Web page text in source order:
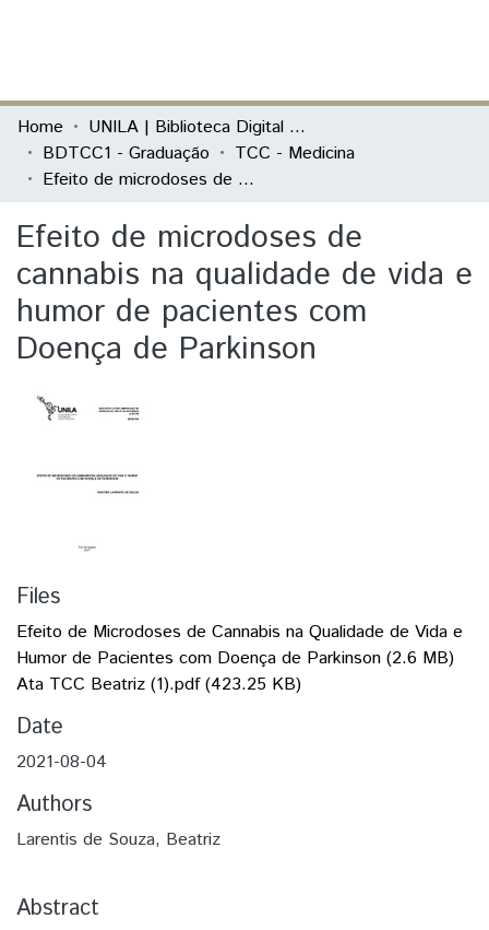
Communities & Collections
All of DSpace
Home
UNILA | Biblioteca Digital de Trabalhos de Conclusão de Curso
BDTCC1 - Graduação
TCC - Medicina
Efeito de microdoses de cannabis na qualidade de vida e humor de pacientes com Doença de Parkinson
Efeito de microdoses de
cannabis na qualidade de vida e
humor de pacientes com
Doença de Parkinson
Files
Efeito de Microdoses de Cannabis na Qualidade de Vida e
Humor de Pacientes com Doença de Parkinson (2.6 MB)
Ata TCC Beatriz (1).pdf(423.25 KB)
Date
2021-08-04
Authors
Larentis de Souza, Beatriz
Abstract